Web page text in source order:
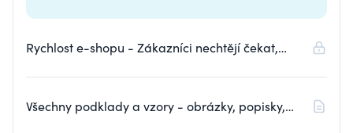
Rychlost e-shopu - Zákazníci nechtějí čekat,
Všechny podklady a vzory - obrázky, popisky,